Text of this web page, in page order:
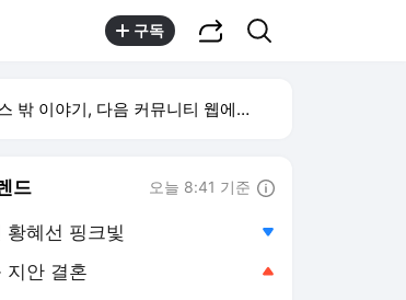
구독
밖 이야기, 다음 커뮤니티 웹에서 보기
드 오늘 8:41 기준
황혜선 핑크빛
지안 결혼